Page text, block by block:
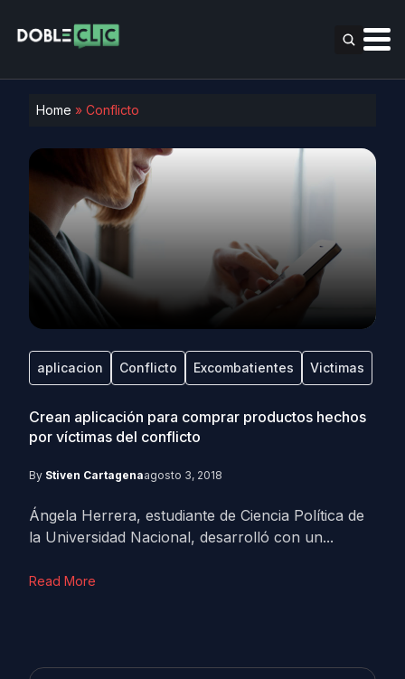
Home » Conflicto
aplicacion Conflicto Excombatientes Victimas
Crean aplicación para comprar productos hechos
por víctimas del conflicto
By Stiven Cartagenaagosto 3, 2018
Ángela Herrera, estudiante de Ciencia Política de
la Universidad Nacional, desarrolló con un...
Read More